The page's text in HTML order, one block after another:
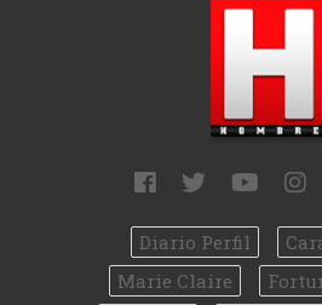
Diario Perfil
Marie Claire